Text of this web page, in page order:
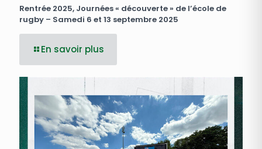
Rentrée 2025, Journées « découverte » de l’école de
rugby – Samedi 6 et 13 septembre 2025
En savoir plus